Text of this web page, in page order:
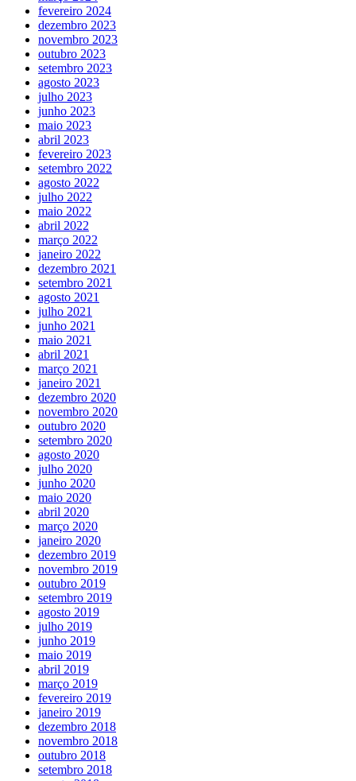
fevereiro 2024
dezembro 2023
novembro 2023
outubro 2023
setembro 2023
agosto 2023
julho 2023
junho 2023
maio 2023
abril 2023
fevereiro 2023
setembro 2022
agosto 2022
julho 2022
maio 2022
abril 2022
março 2022
janeiro 2022
dezembro 2021
setembro 2021
agosto 2021
julho 2021
junho 2021
maio 2021
abril 2021
março 2021
janeiro 2021
dezembro 2020
novembro 2020
outubro 2020
setembro 2020
agosto 2020
julho 2020
junho 2020
maio 2020
abril 2020
março 2020
janeiro 2020
dezembro 2019
novembro 2019
outubro 2019
setembro 2019
agosto 2019
julho 2019
junho 2019
maio 2019
abril 2019
março 2019
fevereiro 2019
janeiro 2019
dezembro 2018
novembro 2018
outubro 2018
setembro 2018